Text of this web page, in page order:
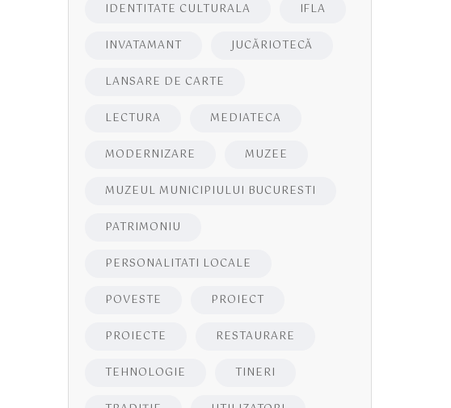
IDENTITATE CULTURALA IFLA
INVATAMANT JUCĂRIOTECĂ
LANSARE DE CARTE
LECTURA MEDIATECA
MODERNIZARE MUZEE
MUZEUL MUNICIPIULUI BUCURESTI
PATRIMONIU
PERSONALITATI LOCALE
POVESTE PROIECT
PROIECTE RESTAURARE
TEHNOLOGIE TINERI